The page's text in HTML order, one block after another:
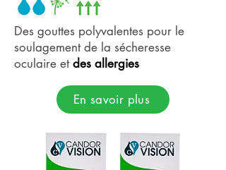
Des gouttes polyvalentes pour le
soulagement de la sécheresse
oculaire et des allergies
En savoir plus